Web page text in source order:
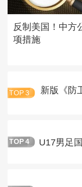
反制美国！中方
项措施
TOP 3 新版《防
TOP 4 U17男足